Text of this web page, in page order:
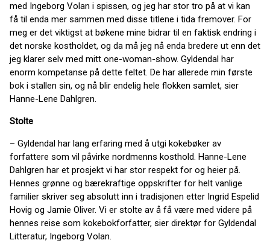
med Ingeborg Volan i spissen, og jeg har stor tro på at vi kan
få til enda mer sammen med disse titlene i tida fremover. For
meg er det viktigst at bøkene mine bidrar til en faktisk endring i
det norske kostholdet, og da må jeg nå enda bredere ut enn det
jeg klarer selv med mitt one-woman-show. Gyldendal har
enorm kompetanse på dette feltet. De har allerede min første
bok i stallen sin, og nå blir endelig hele flokken samlet, sier
Hanne-Lene Dahlgren.
Stolte
– Gyldendal har lang erfaring med å utgi kokebøker av
forfattere som vil påvirke nordmenns kosthold. Hanne-Lene
Dahlgren har et prosjekt vi har stor respekt for og heier på.
Hennes grønne og bærekraftige oppskrifter for helt vanlige
familier skriver seg absolutt inn i tradisjonen etter Ingrid Espelid
Hovig og Jamie Oliver. Vi er stolte av å få være med videre på
hennes reise som kokebokforfatter, sier direktør for Gyldendal
Litteratur, Ingeborg Volan.